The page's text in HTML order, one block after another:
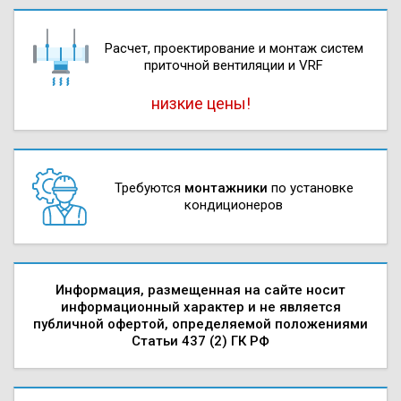
Расчет, проектирова­ние и монтаж систем
приточной вентиляции и VRF
низкие цены!
Требуются монтажники по установке
кондиционеров
Информация, размещенная на сайте носит
информационный характер и не является
публичной офертой, определяемой положениями
Статьи 437 (2) ГК РФ